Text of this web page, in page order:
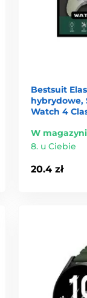
Bestsuit
hybrydowe,
Watch 4
W
8. u Ciebie
20.4 zł